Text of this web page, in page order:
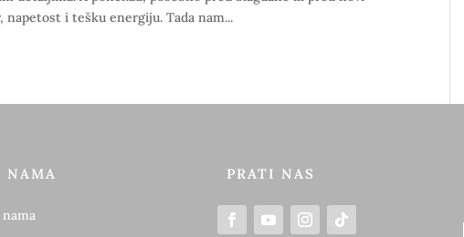
i tešku energiju. Tada nam...
NAMA
nama
PRATI NAS